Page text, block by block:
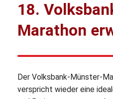
18.
Marathon
Der Volksbank-Münster-
verspricht wieder eine